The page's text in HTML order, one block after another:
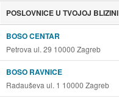
POSLOVNICE U TVOJOJ BLIZINI
BOSO CENTAR
Petrova ul. 29 10000 Zagreb
BOSO RAVNICE
Radauševa ul. 1 10000 Zagreb